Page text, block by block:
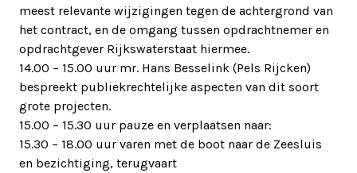
meest relevante wijzigingen tegen de achtergrond van
het contract, en de omgang tussen opdrachtnemer en
opdrachtgever Rijkswaterstaat hiermee.
14.00 – 15.00 uur mr. Hans Besselink (Pels Rijcken)
bespreekt publiekrechtelijke aspecten van dit soort
grote projecten.
15.00 – 15.30 uur pauze en verplaatsen naar:
15.30 – 18.00 uur varen met de boot naar de Zeesluis
en bezichtiging, terugvaart